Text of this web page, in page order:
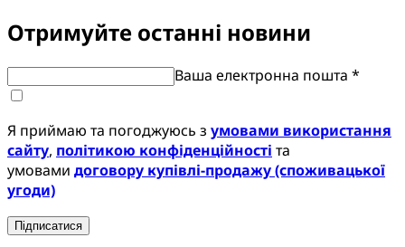
Отримуйте останні новини
Ваша електронна пошта *
Я приймаю та погоджуюсь з умовами використання
сайту, політикою конфіденційності та
умовами договору купівлі-продажу (споживацької
угоди)
Підписатися